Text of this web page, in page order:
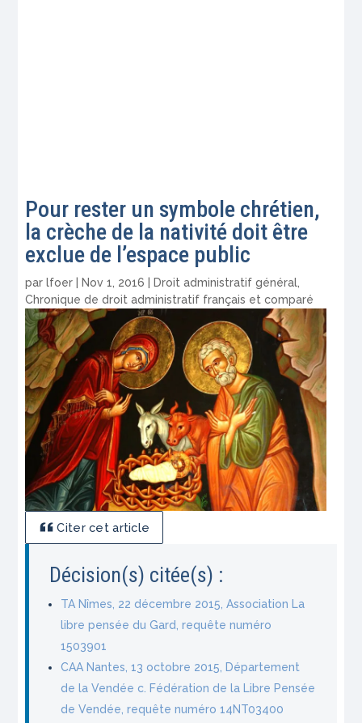
Pour rester un symbole chrétien,
la crèche de la nativité doit être
exclue de l’espace public
parlfoer |Nov 1, 2016 |Droit administratif général
Chronique de droit administratif français et comparé
Citer cet article
Décision(s) citée(s) :
TA Nîmes, 22 décembre 2015, Association La
libre pensée du Gard, requête numéro
1503901
CAA Nantes, 13 octobre 2015, Département
de la Vendée c. Fédération de la Libre Pensée
de Vendée, requête numéro 14NT03400